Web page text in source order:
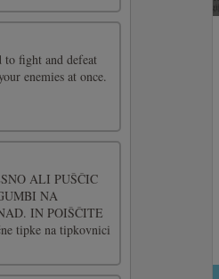
fight and defeat
enemies at once.
ALI PUŠČIC
NA
IN POIŠČITE
tipke na tipkovnici